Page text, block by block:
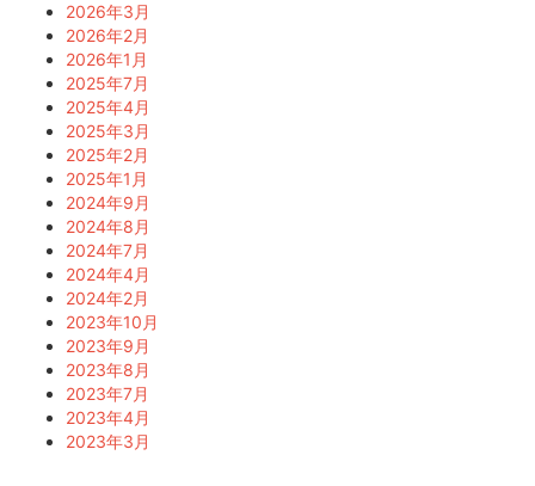
2026年3月
2026年2月
2026年1月
2025年7月
2025年4月
2025年3月
2025年2月
2025年1月
2024年9月
2024年8月
2024年7月
2024年4月
2024年2月
2023年10月
2023年9月
2023年8月
2023年7月
2023年4月
2023年3月